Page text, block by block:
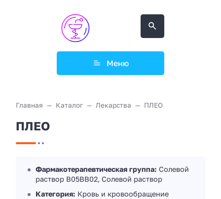
Меню
Главная Каталог Лекарства ПЛЕО
ПЛЕО
Фармакотерапевтическая группа: Солевой
раствор B05BB02, Солевой раствор
Категория: Кровь и кровообращение